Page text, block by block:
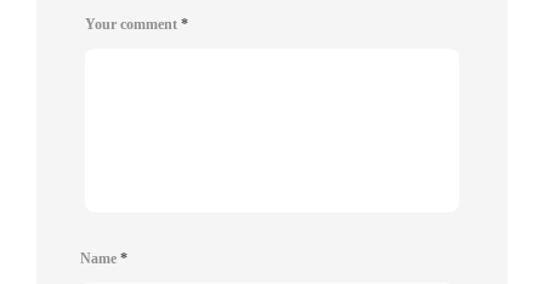
Your comment *
Name *